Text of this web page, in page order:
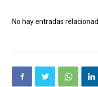
No hay entradas